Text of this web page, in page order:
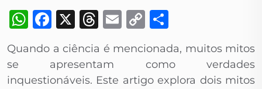
WhatsApp
Facebook
X Threads
Email
Copy
Link
Quando a ciência é mencionada, muitos mitos
se apresentam como verdades
inquestionáveis. Este artigo explora dois mitos